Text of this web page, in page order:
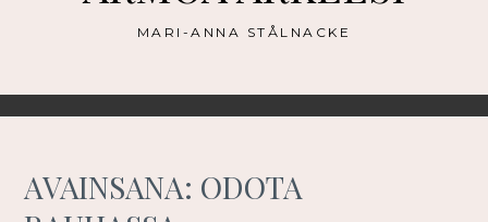
MARI-ANNA STÅLNACKE
AVAINSANA: ODOTA